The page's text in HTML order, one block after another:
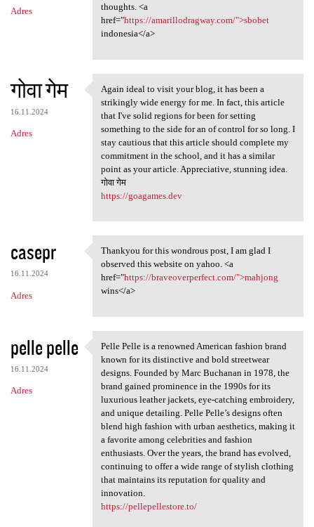
Adres
thoughts. <a
href="https://amarillodragway.com/">sbobet
indonesia</a>
गोवा गेम
16.11.2024
Adres
Again ideal to visit your
Again ideal to visit your blog, it has been a
strikingly wide energy for me. In fact, this article
that I've solid regions for been for setting
something to the side for an of control for so long. I
stay cautious that this article should complete my
commitment in the school, and it has a similar
point as your article. Appreciative, stunning idea.
गोवा गेम
https://goagames.dev
casepr
16.11.2024
Adres
Thankyou for this wondrous
Thankyou for this wondrous post, I am glad I
observed this website on yahoo. <a
href="https://braveoverperfect.com/">mahjong
wins</a>
pelle pelle
16.11.2024
Adres
Pelle Pelle is a renowned
Pelle Pelle is a renowned American fashion brand
known for its distinctive and bold streetwear
designs. Founded by Marc Buchanan in 1978, the
brand gained prominence in the 1990s for its
luxurious leather jackets, eye-catching embroidery,
and unique detailing. Pelle Pelle’s designs often
blend high fashion with urban aesthetics, making it
a favorite among celebrities and fashion
enthusiasts. Over the years, the brand has evolved,
continuing to offer a wide range of stylish clothing
that maintains its reputation for quality and
innovation.
https://pellepellestore.to/